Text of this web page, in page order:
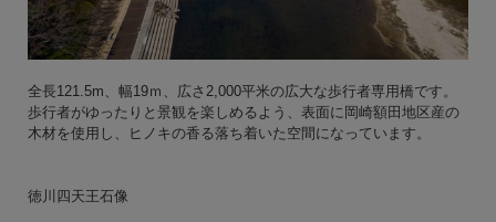
全長121.5m、幅19ｍ、広さ2,000平米の広大な歩行者専用橋です。
歩行者がゆったりと景観を楽しめるよう、表面に岡崎額田地区産の
木材を使用し、ヒノキの香る落ち着いた空間になっています。
徳川四天王石像